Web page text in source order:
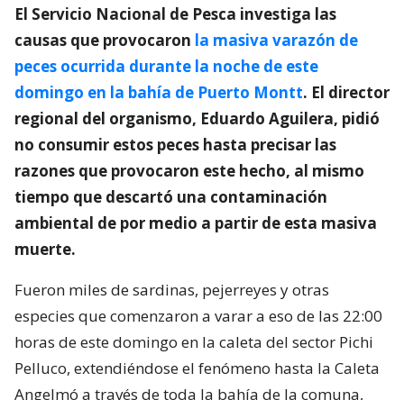
El Servicio Nacional de Pesca investiga las
causas que provocaron la masiva varazón de
peces ocurrida durante la noche de este
domingo en la bahía de Puerto Montt. El director
regional del organismo, Eduardo Aguilera, pidió
no consumir estos peces hasta precisar las
razones que provocaron este hecho, al mismo
tiempo que descartó una contaminación
ambiental de por medio a partir de esta masiva
muerte.
Fueron miles de sardinas, pejerreyes y otras
especies que comenzaron a varar a eso de las 22:00
horas de este domingo en la caleta del sector Pichi
Pelluco, extendiéndose el fenómeno hasta la Caleta
Angelmó a través de toda la bahía de la comuna,